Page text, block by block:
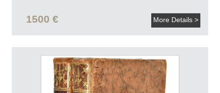
1500 € More Details >